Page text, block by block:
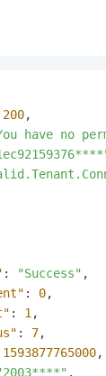
200,
have no
: "Success" ,
: 0,
: 1 ,
: 7,
1593877765000,
,